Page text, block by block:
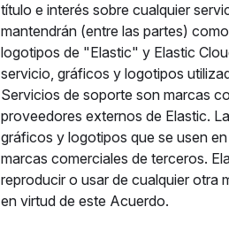
título e interés sobre cualquier
mantendrán (entre las partes)
logotipos de "Elastic" y Elastic
servicio, gráficos y logotipos
Servicios de soporte son marcas
proveedores externos de Elastic.
gráficos y logotipos que se usen
marcas comerciales de terceros.
reproducir o usar de cualquier otra
en virtud de este Acuerdo.